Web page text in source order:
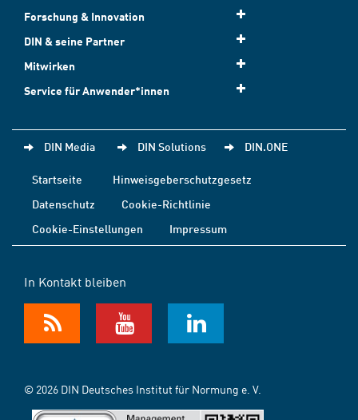
Forschung & Innovation
DIN & seine Partner
Mitwirken
Service für Anwender*innen
DIN Media DIN Solutions DIN.ONE
Startseite
Hinweisgeberschutzgesetz
Datenschutz
Cookie-Richtlinie
Cookie-Einstellungen
Impressum
In Kontakt bleiben
© 2026 DIN Deutsches Institut für Normung e. V.